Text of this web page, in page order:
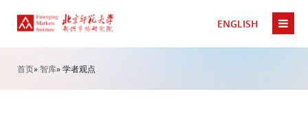
ENGLISH
首页»智库» 学者观点